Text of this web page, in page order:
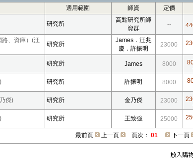
適用範圍 師資 定價
研究所
高點研究所師
資群
--
、資庫）(汪
研究所
James．汪兆
慶．許振明
23000
研究所 James 8000
研究所 許振明 8000
傑) 研究所 金乃傑 23000
研究所 王致強 25000
最前頁 上一頁 頁次： 01 下一頁